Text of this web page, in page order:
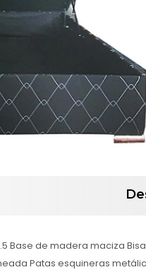
Base de madera maciza
Patas esquineras